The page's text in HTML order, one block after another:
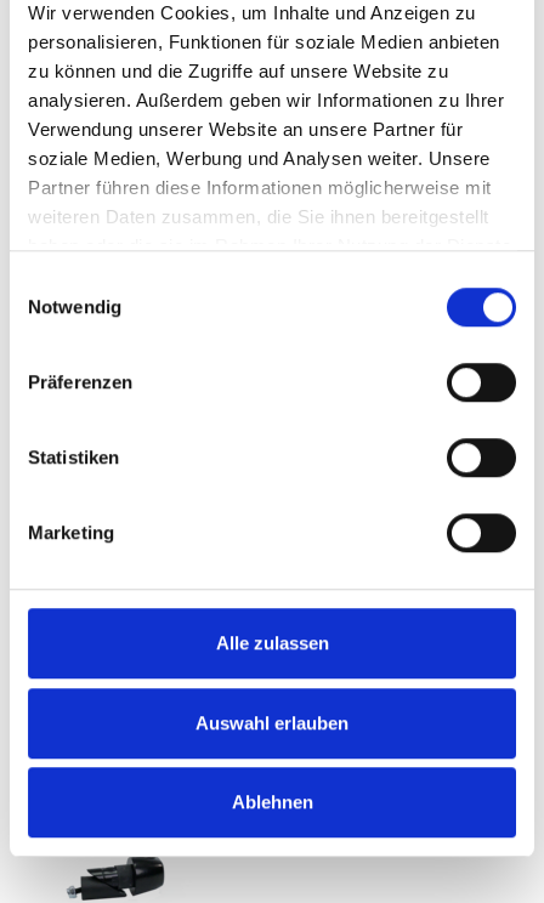
Wir verwenden Cookies, um Inhalte und Anzeigen zu
personalisieren, Funktionen für soziale Medien anbieten
zu können und die Zugriffe auf unsere Website zu
analysieren. Außerdem geben wir Informationen zu Ihrer
Verwendung unserer Website an unsere Partner für
soziale Medien, Werbung und Analysen weiter. Unsere
Partner führen diese Informationen möglicherweise mit
weiteren Daten zusammen, die Sie ihnen bereitgestellt
haben oder die sie im Rahmen Ihrer Nutzung der Dienste
Notwendig
Präferenzen
Statistiken
Marketing
Alle zulassen
Auswahl erlauben
Ablehnen
Vergleich ausgewählter
Durchmesser 14,5 mm